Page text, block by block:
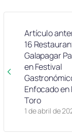
Artículo
1 de abril de
16
Galapagar
en Festival
Enfocado en
Toro